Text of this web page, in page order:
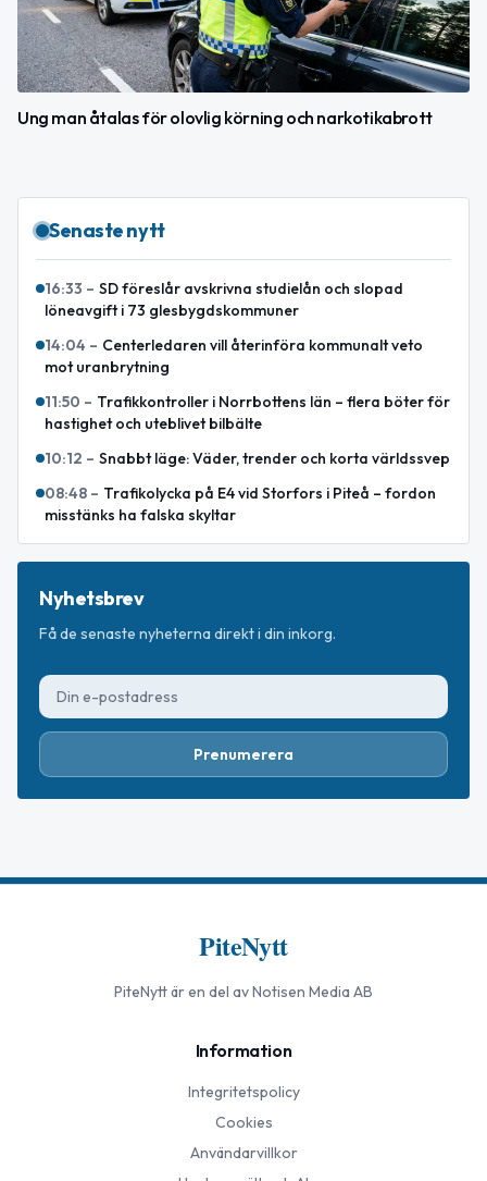
Ung man åtalas för olovlig körning och narkotikabrott
Senaste nytt
16:33 – SD föreslår avskrivna studielån och slopad
löneavgift i 73 glesbygdskommuner
14:04 – Centerledaren vill återinföra kommunalt veto
mot uranbrytning
11:50 – Trafikkontroller i Norrbottens län – flera böter för
hastighet och uteblivet bilbälte
10:12 – Snabbt läge: Väder, trender och korta världssvep
08:48 – Trafikolycka på E4 vid Storfors i Piteå – fordon
misstänks ha falska skyltar
Nyhetsbrev
Få de senaste nyheterna direkt i din inkorg.
Prenumerera
PiteNytt
PiteNyttär en del av Notisen Media AB
Information
Integritetspolicy
Cookies
Användarvillkor